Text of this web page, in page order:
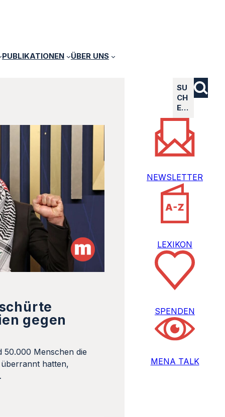
PUBLIKATIONEN ÜBER UNS
gegen
50.000 Menschen die
hatten,
SU
CH
E…
NEWSLETTER
LEXIKON
SPENDEN
MENA TALK